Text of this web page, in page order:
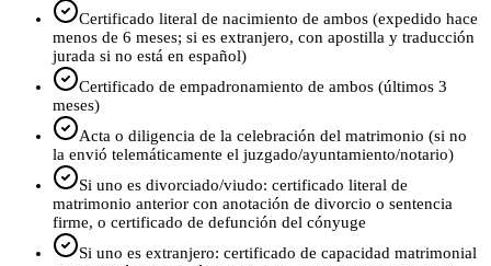
Certificado literal de nacimiento de ambos (expedido hace
menos de 6 meses; si es extranjero, con apostilla y traducción
jurada si no está en español)
Certificado de empadronamiento de ambos (últimos 3
meses)
Acta o diligencia de la celebración del matrimonio (si no
la envió telemáticamente el juzgado/ayuntamiento/notario)
Si uno es divorciado/viudo: certificado literal de
matrimonio anterior con anotación de divorcio o sentencia
firme, o certificado de defunción del cónyuge
Si uno es extranjero: certificado de capacidad matrimonial